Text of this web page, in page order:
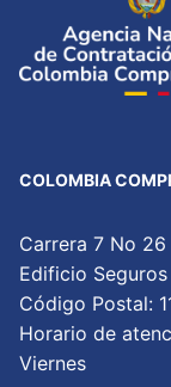
COLOMBIA
Carrera 7 No
Edificio
Código Postal:
Horario de
Viernes